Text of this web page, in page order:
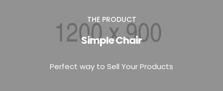
Preguntas FrecuentesTHE PRODUCT
Simple Chair
Perfect way to Sell Your Products